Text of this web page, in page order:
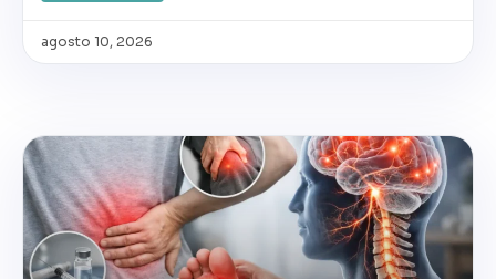
agosto 10, 2026